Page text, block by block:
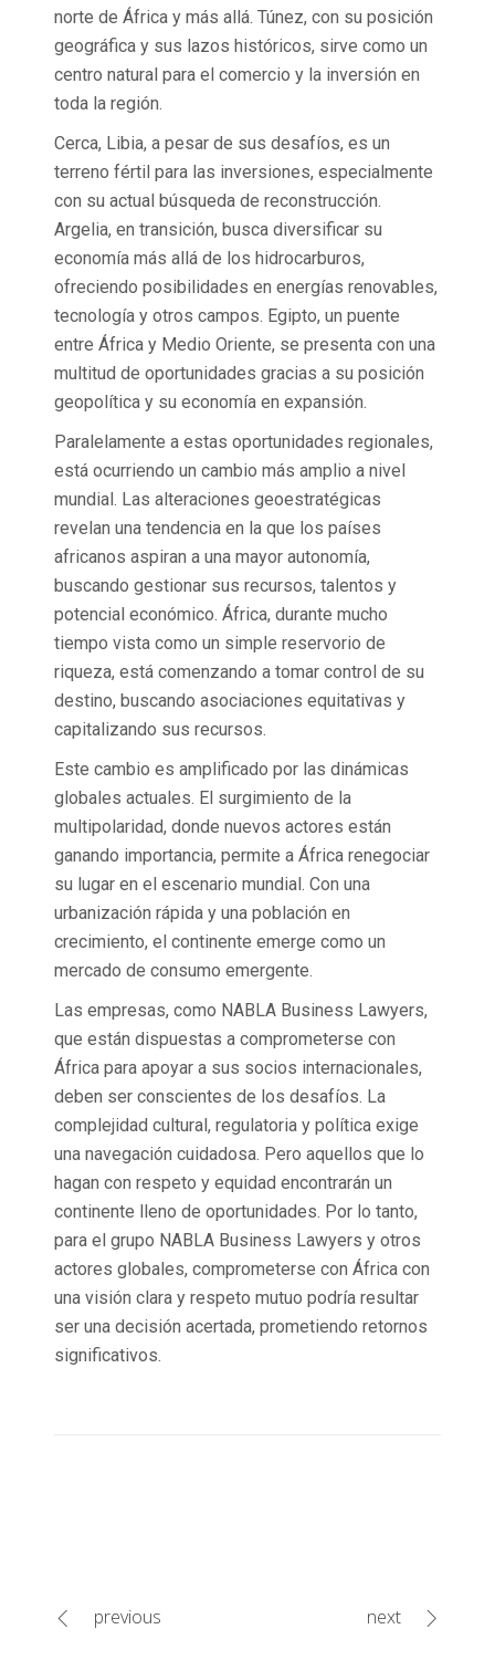
norte de África y más allá. Túnez, con su posición
geográfica y sus lazos históricos, sirve como un
centro natural para el comercio y la inversión en
toda la región.
Cerca, Libia, a pesar de sus desafíos, es un
terreno fértil para las inversiones, especialmente
con su actual búsqueda de reconstrucción.
Argelia, en transición, busca diversificar su
economía más allá de los hidrocarburos,
ofreciendo posibilidades en energías renovables,
tecnología y otros campos. Egipto, un puente
entre África y Medio Oriente, se presenta con una
multitud de oportunidades gracias a su posición
geopolítica y su economía en expansión.
Paralelamente a estas oportunidades regionales,
está ocurriendo un cambio más amplio a nivel
mundial. Las alteraciones geoestratégicas
revelan una tendencia en la que los países
africanos aspiran a una mayor autonomía,
buscando gestionar sus recursos, talentos y
potencial económico. África, durante mucho
tiempo vista como un simple reservorio de
riqueza, está comenzando a tomar control de su
destino, buscando asociaciones equitativas y
capitalizando sus recursos.
Este cambio es amplificado por las dinámicas
globales actuales. El surgimiento de la
multipolaridad, donde nuevos actores están
ganando importancia, permite a África renegociar
su lugar en el escenario mundial. Con una
urbanización rápida y una población en
crecimiento, el continente emerge como un
mercado de consumo emergente.
Las empresas, como NABLA Business Lawyers,
que están dispuestas a comprometerse con
África para apoyar a sus socios internacionales,
deben ser conscientes de los desafíos. La
complejidad cultural, regulatoria y política exige
una navegación cuidadosa. Pero aquellos que lo
hagan con respeto y equidad encontrarán un
continente lleno de oportunidades. Por lo tanto,
para el grupo NABLA Business Lawyers y otros
actores globales, comprometerse con África con
una visión clara y respeto mutuo podría resultar
ser una decisión acertada, prometiendo retornos
significativos.
previous next